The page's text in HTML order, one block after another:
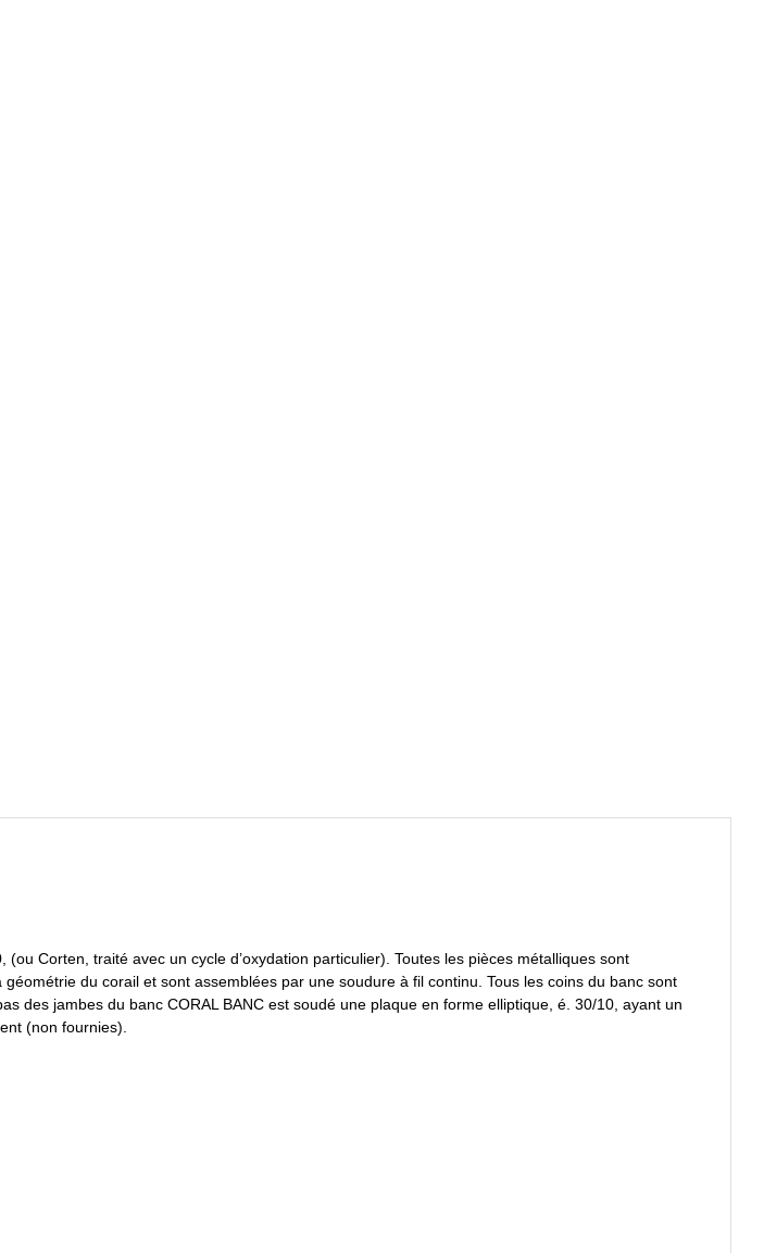
(ou Corten, traité avec un cycle d’oxydation particulier). Toutes les pièces métalliques sont
du corail et sont assemblées par une soudure à fil continu. Tous les coins du banc sont
des jambes du banc CORAL BANC est soudé une plaque en forme elliptique, é. 30/10, ayant un
(non fournies).